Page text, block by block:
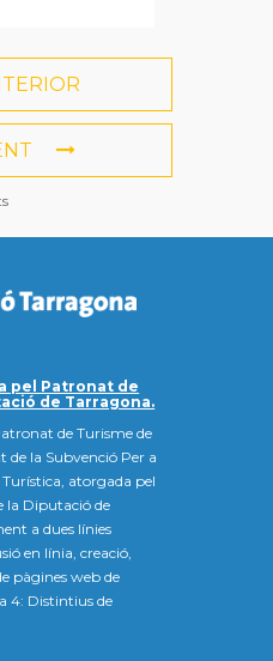
pel Patronat de
de Tarragona.
de Turisme de
de la Subvenció Per a
atorgada pel
la Diputació de
a dues línies
en línia, creació,
pàgines web de
4: Distintius de